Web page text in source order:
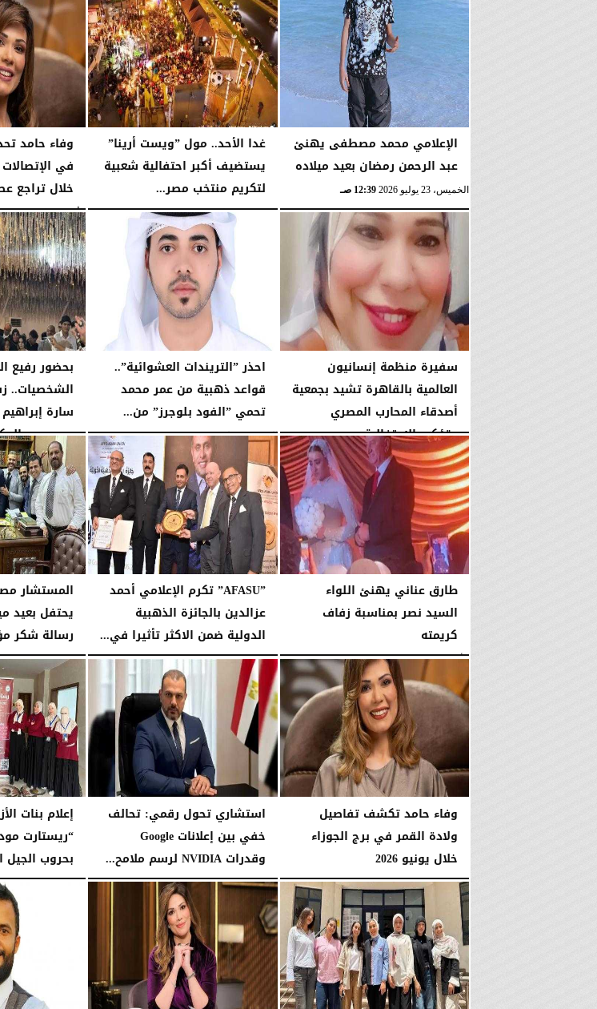
الأربعاء، 29 يوليو 2026 02:30 صـ
الإعلامي محمد مصطفى يهنئ
عبد الرحمن رمضان بعيد ميلاده
الخميس، 23 يوليو 2026 12:39 صـ
غدا الأحد.. مول ”ويست أرينا”
يستضيف أكبر احتفالية شعبية
لتكريم منتخب مصر...
السبت، 18 يوليو 2026 09:56 مـ
وفاء حامد
في
خلال تراجع
الأحد، 5 يوليو 2026
سفيرة منظمة إنسانيون
العالمية بالقاهرة تشيد بجمعية
أصدقاء المحارب المصري
وتؤكد: الاحتفالية...
السبت، 4 يوليو 2026 09:09 مـ
احذر ”التريندات العشوائية”..
قواعد ذهبية من عمر محمد
تحمي ”الفود بلوجرز” من...
السبت، 4 يوليو 2026 01:28 صـ
بحضور رفيع
الشخصيات..
سارة
صبري
الخميس، 2 يوليو 2026
طارق عناني يهنئ اللواء
السيد نصر بمناسبة زفاف
كريمته
الأربعاء، 1 يوليو 2026 03:16 مـ
”AFASU” تكرم الإعلامي أحمد
عزالدين بالجائزة الذهبية
الدولية ضمن الاكثر تأثيرا في...
الإثنين، 15 يونيو 2026 09:07 مـ
المستشار
يحتفل بعيد
رسالة شكر
ومحبيه
الأحد، 14 يونيو 2026
وفاء حامد تكشف تفاصيل
ولادة القمر في برج الجوزاء
خلال يونيو 2026
الخميس، 11 يونيو 2026 04:12 مـ
استشاري تحول رقمي: تحالف
خفي بين إعلانات Google
وقدرات NVIDIA لرسم ملامح...
الثلاثاء، 2 يونيو 2026 07:22 مـ
إعلام بنات
“ريستارت
بحروب
السبت، 16 مايو 2026